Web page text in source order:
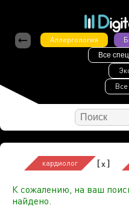
Аллергология
Все
кардиолог [x]
К сожалению, на ваш
найдено.